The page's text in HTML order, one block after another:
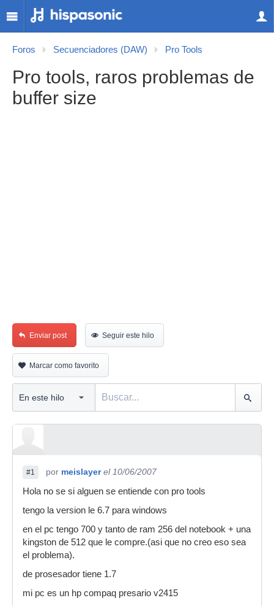
Foros Secuenciadores (DAW) Pro Tools
Pro tools, raros problemas de
buffer size
Enviar post Seguir este hilo
Marcar como favorito
#1 por meislayer el 10/06/2007
Hola no se si alguen se entiende con pro tools
tengo la version le 6.7 para windows
en el pc tengo 700 y tanto de ram 256 del notebook + una
kingston de 512 que le compre.(asi que no creo eso sea
el problema).
de prosesador tiene 1.7
mi pc es un hp compaq presario v2415